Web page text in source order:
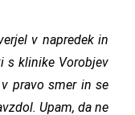
v napredek in
s klinike Vorobjev
pravo smer in se
Upam, da ne